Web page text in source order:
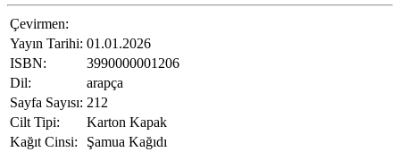
Çevirmen:
Yayın Tarihi: 01.01.2026
ISBN:
3990000001206
Dil:
arapça
Sayfa Sayısı: 212
Cilt Tipi:
Karton Kapak
Kağıt Cinsi:
Şamua Kağıdı